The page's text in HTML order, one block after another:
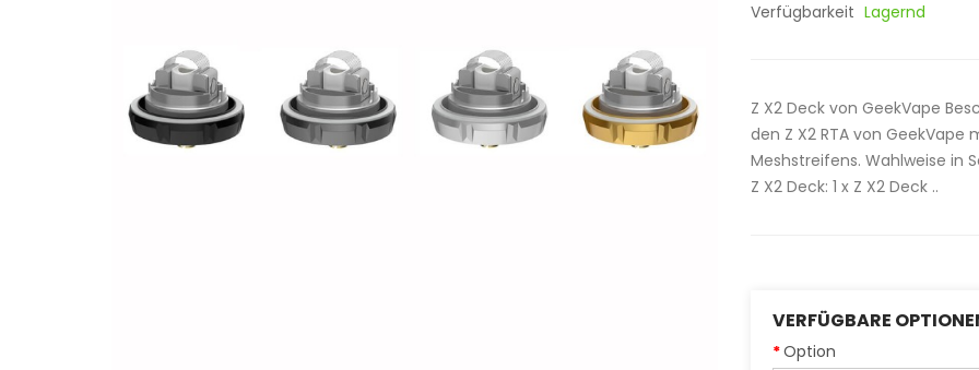
Verfügbarkeit Lagernd
Z X2 Deck von GeekVape
den Z X2 RTA von
Meshstreifens. Wahlweise in
Z X2 Deck: 1 x Z X2 Deck ..
VERFÜGBARE
Option